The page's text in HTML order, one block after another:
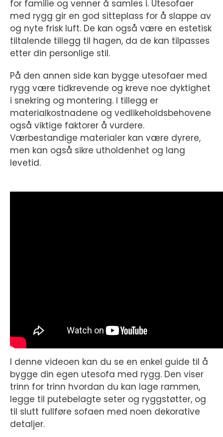
for familie og venner å samles i. Utesofaer
med rygg gir en god sitteplass for å slappe av
og nyte frisk luft. De kan også være en estetisk
tiltalende tillegg til hagen, da de kan tilpasses
etter din personlige stil.
På den annen side kan bygge utesofaer med
rygg være tidkrevende og kreve noe dyktighet
i snekring og montering. I tillegg er
materialkostnadene og vedlikeholdsbehovene
også viktige faktorer å vurdere.
Værbestandige materialer kan være dyrere,
men kan også sikre utholdenhet og lang
levetid.
I denne videoen kan du se en enkel guide til å
bygge din egen utesofa med rygg. Den viser
trinn for trinn hvordan du kan lage rammen,
legge til putebelagte seter og ryggstøtter, og
til slutt fullføre sofaen med noen dekorative
detaljer.